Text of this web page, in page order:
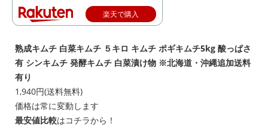
楽天で購入
熟成キムチ 白菜キムチ ５キロ キムチ ポギキムチ5kg 酸っぱさ
有 シンキムチ 発酵キムチ 白菜漬け物 ※北海道・沖縄追加送料
有り
1,940円(送料無料)
価格は常に変動します
最安値比較はコチラから！